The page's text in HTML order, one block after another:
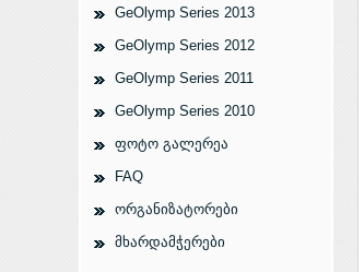
GeOlymp Series 2013
GeOlymp Series 2012
GeOlymp Series 2011
GeOlymp Series 2010
ფოტო გალერეა
FAQ
ორგანიზატორები
მხარდამჭერები